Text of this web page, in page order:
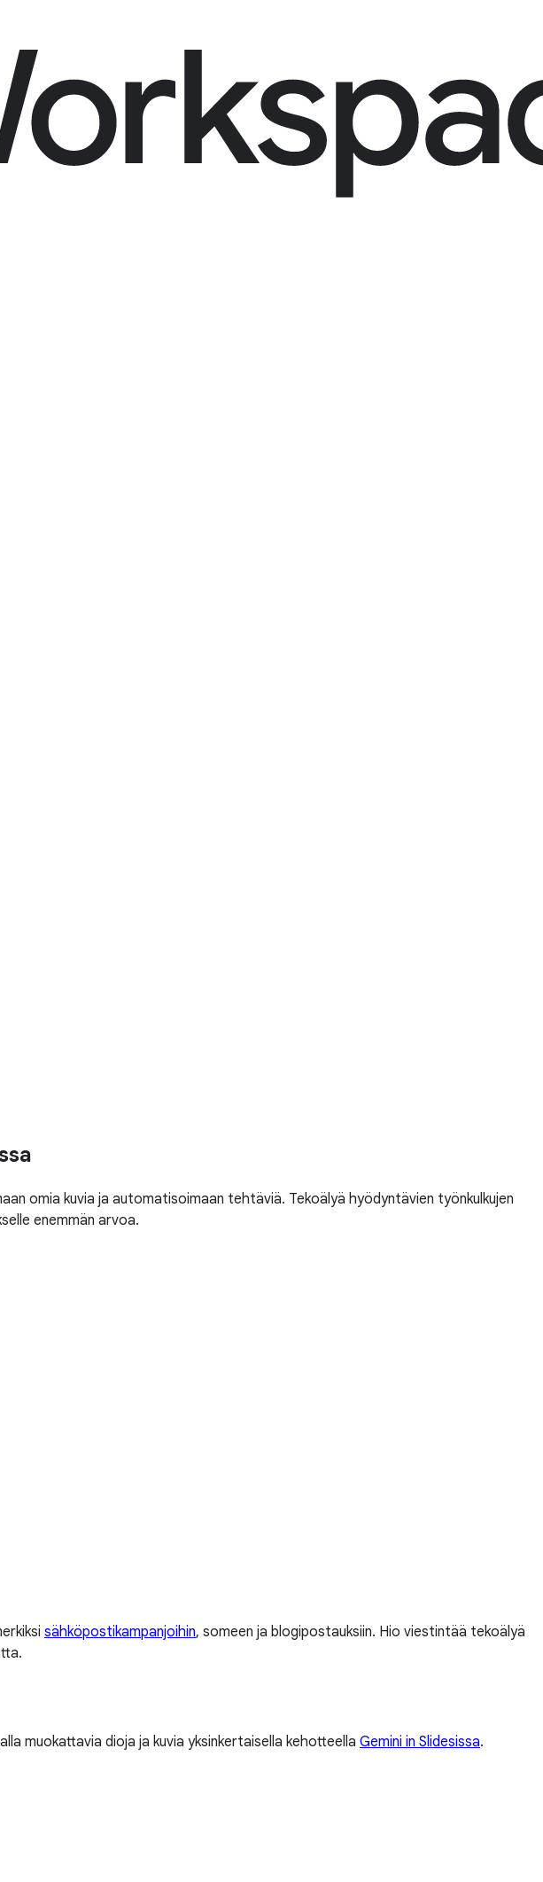
omia kuvia ja automatisoimaan tehtäviä. Tekoälyä hyödyntävien työnkulkujen
enemmän arvoa.
sähköpostikampanjoihin, someen ja blogipostauksiin. Hio viestintää tekoälyä
muokattavia dioja ja kuvia yksinkertaisella kehotteella Gemini in Slidesissa.